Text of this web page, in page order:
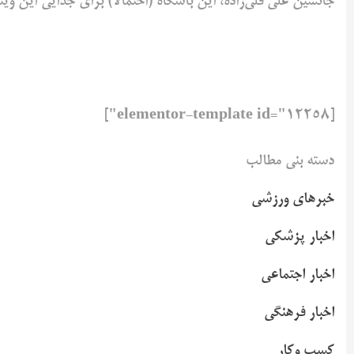
دسته بنی مطالب
خبرهای ورزشی
اخبار پزشکی
اخبار اجتماعی
اخبار فرهنگی